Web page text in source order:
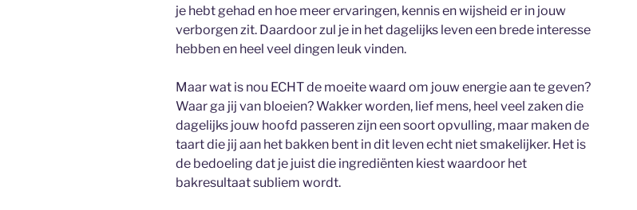
je hebt gehad en hoe meer ervaringen, kennis en wijsheid er in jouw
verborgen zit. Daardoor zul je in het dagelijks leven een brede interesse
hebben en heel veel dingen leuk vinden.
Maar wat is nou ECHT de moeite waard om jouw energie aan te geven?
Waar ga jij van bloeien? Wakker worden, lief mens, heel veel zaken die
dagelijks jouw hoofd passeren zijn een soort opvulling, maar maken de
taart die jij aan het bakken bent in dit leven echt niet smakelijker. Het is
de bedoeling dat je juist die ingrediënten kiest waardoor het
bakresultaat subliem wordt.